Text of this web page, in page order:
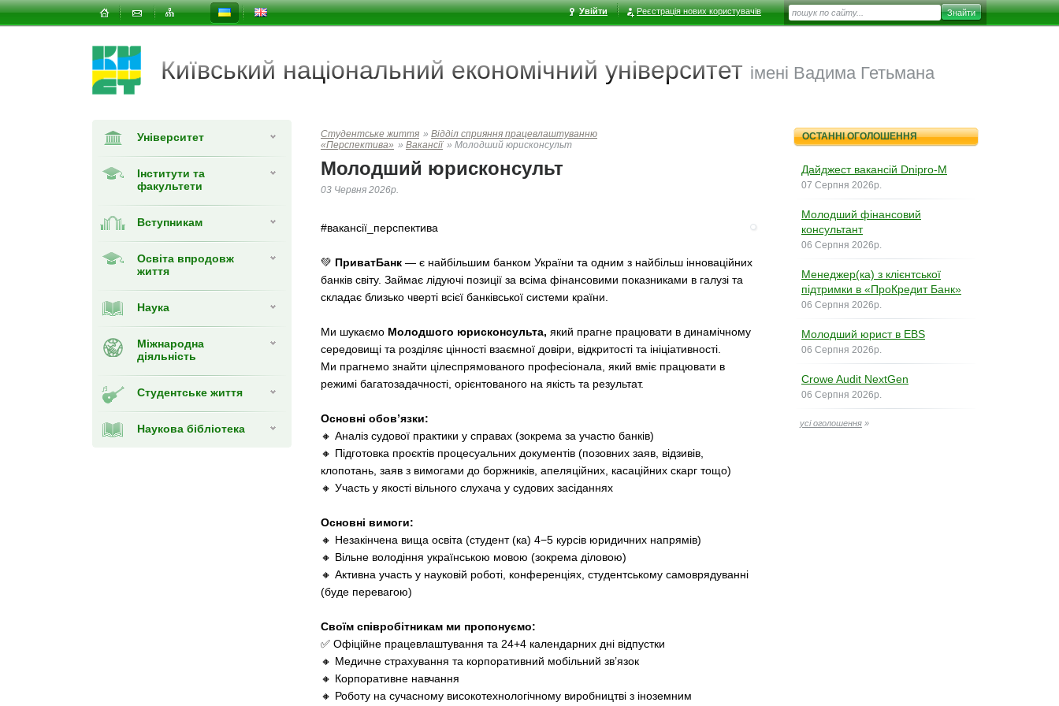
Увійти Реєстрація нових користувачів
Київський національний економічний університет імені Вадима Гетьмана
Університет
Інститути та
факультети
Вступникам
Освіта впродовж
життя
Наука
Міжнародна
діяльність
Студентське життя
Наукова бібліотека
Студентське життя » Відділ сприяння працевлаштуванню
«Перспектива» » Вакансії » Молодший юрисконсульт
Молодший юрисконсульт
03 Червня 2026р.
#вакансії_перспектива
💚 ПриватБанк — є найбільшим банком України та одним з найбільш інноваційних
банків світу. Займає лідуючі позиції за всіма фінансовими показниками в галузі та
складає близько чверті всієї банківської системи країни.
Ми шукаємо Молодшого юрисконсульта, який прагне працювати в динамічному
середовищі та розділяє цінності взаємної довіри, відкритості та ініціативності.
Ми прагнемо знайти цілеспрямованого професіонала, який вміє працювати в
режимі багатозадачності, орієнтованого на якість та результат.
Основні обов’язки:
🔸 Аналіз судової практики у справах (зокрема за участю банків)
🔸 Підготовка проєктів процесуальних документів (позовних заяв, відзивів,
клопотань, заяв з вимогами до боржників, апеляційних, касаційних скарг тощо)
🔸 Участь у якості вільного слухача у судових засіданнях
Основні вимоги:
🔸 Незакінчена вища освіта (студент (ка) 4−5 курсів юридичних напрямів)
🔸 Вільне володіння українською мовою (зокрема діловою)
🔸 Активна участь у науковій роботі, конференціях, студентському самоврядуванні
(буде перевагою)
Своїм співробітникам ми пропонуємо:
✅ Офіційне працевлаштування та 24+4 календарних дні відпустки
🔸 Медичне страхування та корпоративний мобільний зв’язок
🔸 Корпоративне навчання
🔸 Роботу на сучасному високотехнологічному виробництві з іноземним
ОСТАННІ ОГОЛОШЕННЯ
Дайджест вакансій Dnipro-M
07 Серпня 2026р.
Молодший фінансовий
консультант
06 Серпня 2026р.
Менеджер(ка) з клієнтської
підтримки в «ПроКредит Банк»
06 Серпня 2026р.
Молодший юрист в EBS
06 Серпня 2026р.
Crowe Audit NextGen
06 Серпня 2026р.
усі оголошення »